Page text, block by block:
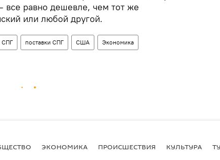
все равно дешевле, чем тот же
или любой другой.
СПГ поставки СПГ США Экономика
ЭКОНОМИКА ПРОИСШЕСТВИЯ КУЛЬТУРА